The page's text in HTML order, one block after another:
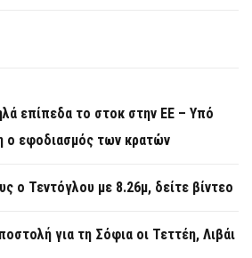
επίπεδα το στοκ στην ΕΕ – Υπό
ο εφοδιασμός των κρατών
ο Τεντόγλου με 8.26μ, δείτε βίντεο
για τη Σόφια οι Τεττέη, Λιβάι